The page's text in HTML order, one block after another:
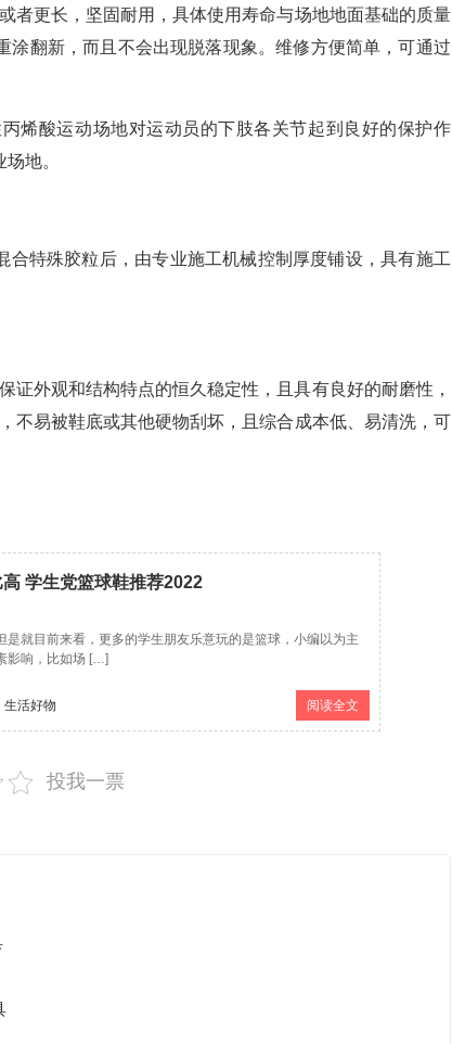
者更长，坚固耐用，具体使用寿命与场地地面基础的质量
翻新，而且不会出现脱落现象。维修方便简单，可通过
烯酸运动场地对运动员的下肢各关节起到良好的保护作
地。
特殊胶粒后，由专业施工机械控制厚度铺设，具有施工
外观和结构特点的恒久稳定性，且具有良好的耐磨性，
不易被鞋底或其他硬物刮坏，且综合成本低、易清洗，可
学生党篮球鞋推荐2022
是就目前来看，更多的学生朋友乐意玩的是篮球，小编以为主
影响，比如场 […]
生活好物 阅读全文
投我一票